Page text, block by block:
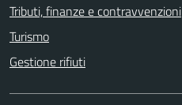
Tributi, finanze e contravvenzioni
Turismo
Gestione rifiuti